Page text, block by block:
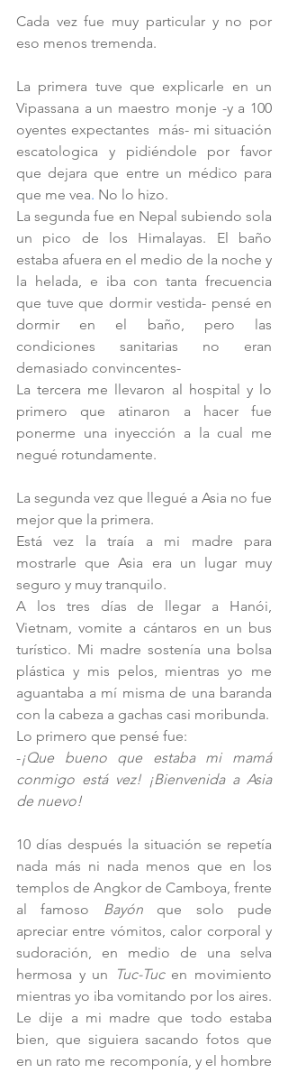
Cada vez fue muy particular y no por
eso menos tremenda.
La primera tuve que explicarle en un
Vipassana a un maestro monje -y a 100
oyentes expectantes  más- mi situación
escatologica y pidiéndole por favor
que dejara que entre un médico para
que me vea. No lo hizo.
La segunda fue en Nepal subiendo sola
un pico de los Himalayas. El baño
estaba afuera en el medio de la noche y
la helada, e iba con tanta frecuencia
que tuve que dormir vestida- pensé en
dormir en el baño, pero las
condiciones sanitarias no eran
demasiado convincentes-
La tercera me llevaron al hospital y lo
primero que atinaron a hacer fue
ponerme una inyección a la cual me
negué rotundamente.
La segunda vez que llegué a Asia no fue
mejor que la primera.
Está vez la traía a mi madre para
mostrarle que Asia era un lugar muy
seguro y muy tranquilo.
A los tres días de llegar a Hanói,
Vietnam, vomite a cántaros en un bus
turístico. Mi madre sostenía una bolsa
plástica y mis pelos, mientras yo me
aguantaba a mí misma de una baranda
con la cabeza a gachas casi moribunda.
Lo primero que pensé fue:
-¡Que bueno que estaba mi mamá
conmigo está vez! ¡Bienvenida a Asia
de nuevo!
10 días después la situación se repetía
nada más ni nada menos que en los
templos de Angkor de Camboya, frente
al famoso Bayón que solo pude
apreciar entre vómitos, calor corporal y
sudoración, en medio de una selva
hermosa y un
Tuc-Tuc en movimiento
Le dije a mi madre que todo estaba
bien, que siguiera sacando fotos que
en un rato me recomponía, y el hombre